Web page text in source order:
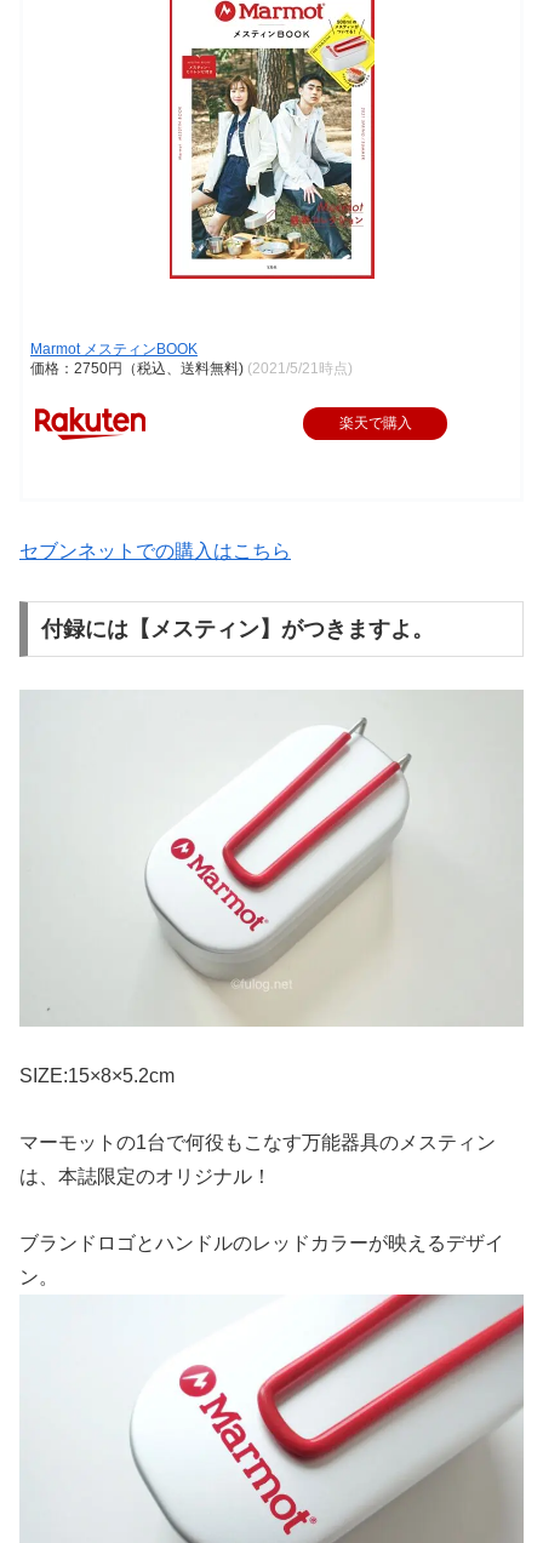
Marmot メスティンBOOK
価格：2750円（税込、送料無料) (2021/5/21時点)
楽天で購入
セブンネットでの購入はこちら
付録には【メスティン】がつきますよ。
SIZE:15×8×5.2cm
マーモットの1台で何役もこなす万能器具のメスティン
は、本誌限定のオリジナル！
ブランドロゴとハンドルのレッドカラーが映えるデザイ
ン。